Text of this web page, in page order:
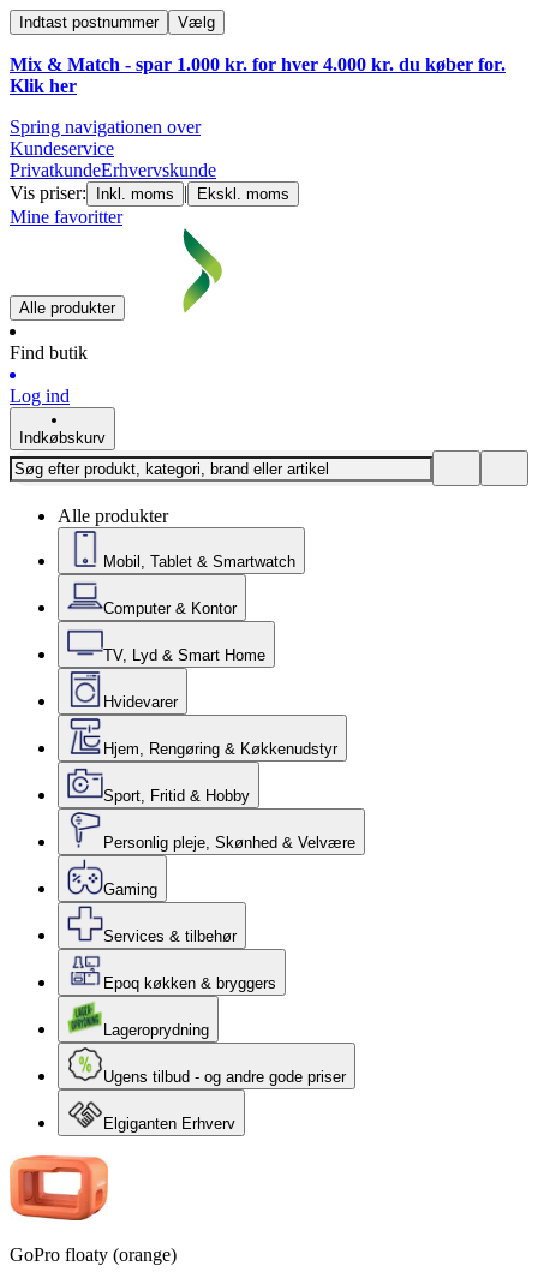
Indtast postnummer Vælg
Mix & Match - spar 1.000 kr. for hver 4.000 kr. du køber for.
Klik her
Spring navigationen over
Kundeservice
PrivatkundeErhvervskunde
Vis priser:
Inkl. moms | Ekskl. moms
Mine favoritter
Alle produkter
Find butik
Log ind
Indkøbskurv
Alle produkter
Mobil, Tablet & Smartwatch
Computer & Kontor
TV, Lyd & Smart Home
Hvidevarer
Hjem, Rengøring & Køkkenudstyr
Sport, Fritid & Hobby
Personlig pleje, Skønhed & Velvære
Gaming
Services & tilbehør
Epoq køkken & bryggers
Lageroprydning
Ugens tilbud - og andre gode priser
Elgiganten Erhverv
GoPro floaty (orange)